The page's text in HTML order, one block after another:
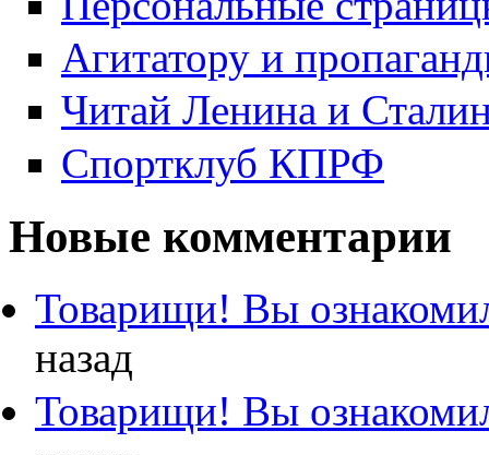
Агитатору и
Читай Ленина и
Спортклуб КПРФ
Новые комментарии
Товарищи! Вы
назад
Товарищи! Вы